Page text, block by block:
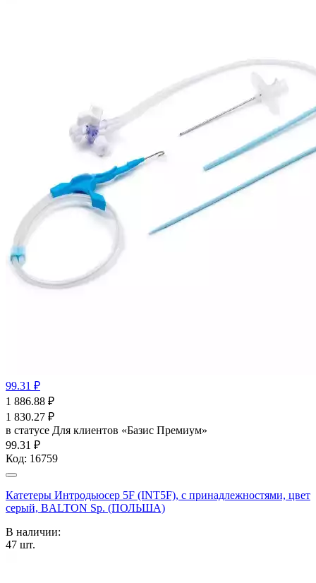
99.31 ₽
1 886.88 ₽
1 830.27 ₽
в статусе Для клиентов «Базис Премиум»
99.31 ₽
Код: 16759
Катетеры Интродьюсер 5F (INT5F), с принадлежностями, цвет
серый, BALTON Sp. (ПОЛЬША)
В наличии:
47 шт.